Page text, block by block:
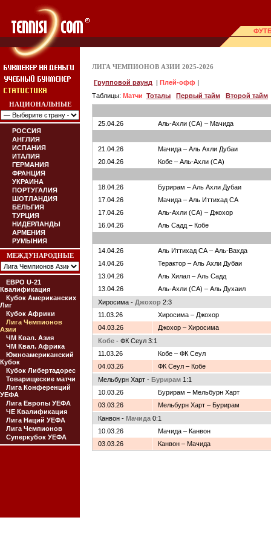
НАЦИОНАЛЬНЫЕ
РОССИЯ
АНГЛИЯ
ИСПАНИЯ
ИТАЛИЯ
ГЕРМАНИЯ
ФРАНЦИЯ
УКРАИНА
ПОРТУГАЛИЯ
ШОТЛАНДИЯ
БЕЛЬГИЯ
ТУРЦИЯ
НИДЕРЛАНДЫ
АРМЕНИЯ
РУМЫНИЯ
МЕЖДУНАРОДНЫЕ
ЕВРО U-21
Квалификация
Кубок Американских
Лиг
Кубок Африки
Лига Чемпионов
Азии
ЧМ Квал. Азия
ЧМ Квал. Африка
Южноамериканский
Кубок
Кубок Либертадорес
Товарищеские матчи
Лига Конференций
УЕФА
Лига Европы УЕФА
ЧЕ Квалификация
Лига Наций УЕФА
Лига Чемпионов
Суперкубок УЕФА
ЛИГА ЧЕМПИОНОВ АЗИИ 2025-2026
Групповой раунд | Плей-офф |
Таблицы: Матчи Тоталы Первый тайм Второй тайм
25.04.26 Аль-Ахли (СА) – Мачида
21.04.26
Мачида – Аль Ахли Дубаи
20.04.26
Кобе – Аль-Ахли (СА)
18.04.26
Бурирам – Аль Ахли Дубаи
17.04.26
Мачида – Аль Иттихад СА
17.04.26
Аль-Ахли (СА) – Джохор
16.04.26
Аль Садд – Кобе
14.04.26
Аль Иттихад СА – Аль-Вахда
14.04.26
Терактор – Аль Ахли Дубаи
13.04.26
Аль Хилал – Аль Садд
13.04.26
Аль-Ахли (СА) – Аль Духаил
Хиросима - Джохор 2:3
11.03.26
Хиросима – Джохор
04.03.26
Джохор – Хиросима
Кобе - ФК Сеул 3:1
11.03.26
Кобе – ФК Сеул
04.03.26
ФК Сеул – Кобе
Мельбурн Харт - Бурирам 1:1
10.03.26
Бурирам – Мельбурн Харт
03.03.26
Мельбурн Харт – Бурирам
Канвон - Мачида 0:1
10.03.26
Мачида – Канвон
03.03.26
Канвон – Мачида